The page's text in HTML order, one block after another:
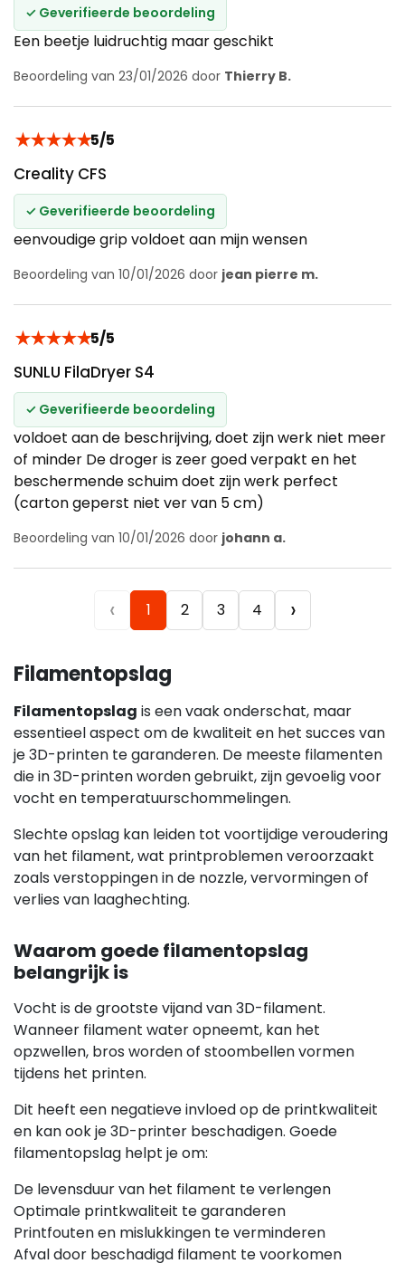
✓ Geverifieerde beoordeling
Een beetje luidruchtig maar geschikt
Beoordeling van 23/01/2026 door Thierry B.
★★★★★5/5
Creality CFS
✓ Geverifieerde beoordeling
eenvoudige grip voldoet aan mijn wensen
Beoordeling van 10/01/2026 door jean pierre m.
★★★★★5/5
SUNLU FilaDryer S4
✓ Geverifieerde beoordeling
voldoet aan de beschrijving, doet zijn werk niet meer
of minder De droger is zeer goed verpakt en het
beschermende schuim doet zijn werk perfect
(carton geperst niet ver van 5 cm)
Beoordeling van 10/01/2026 door johann a.
‹ 1 2 3 4 ›
Filamentopslag
Filamentopslag is een vaak onderschat, maar
essentieel aspect om de kwaliteit en het succes van
je 3D-printen te garanderen. De meeste filamenten
die in 3D-printen worden gebruikt, zijn gevoelig voor
vocht en temperatuurschommelingen.
Slechte opslag kan leiden tot voortijdige veroudering
van het filament, wat printproblemen veroorzaakt
zoals verstoppingen in de nozzle, vervormingen of
verlies van laaghechting.
Waarom goede filamentopslag
belangrijk is
Vocht is de grootste vijand van 3D-filament.
Wanneer filament water opneemt, kan het
opzwellen, bros worden of stoombellen vormen
tijdens het printen.
Dit heeft een negatieve invloed op de printkwaliteit
en kan ook je 3D-printer beschadigen. Goede
filamentopslag helpt je om:
De levensduur van het filament te verlengen
Optimale printkwaliteit te garanderen
Printfouten en mislukkingen te verminderen
Afval door beschadigd filament te voorkomen